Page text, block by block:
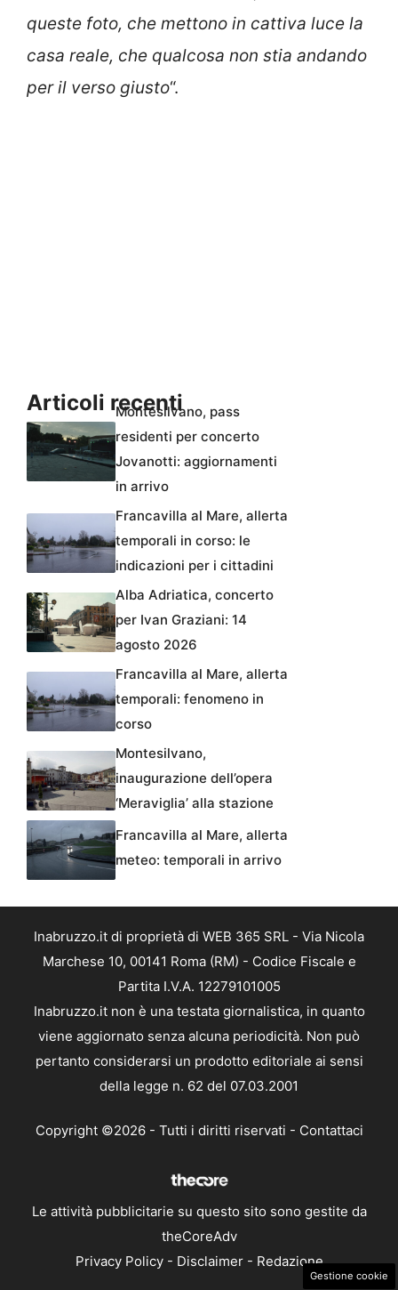
queste foto, che mettono in cattiva luce la
casa reale, che qualcosa non stia andando
per il verso giusto“.
Articoli recenti
Montesilvano, pass
residenti per concerto
Jovanotti: aggiornamenti
in arrivo
Francavilla al Mare, allerta
temporali in corso: le
indicazioni per i cittadini
Alba Adriatica, concerto
per Ivan Graziani: 14
agosto 2026
Francavilla al Mare, allerta
temporali: fenomeno in
corso
Montesilvano,
inaugurazione dell’opera
‘Meraviglia’ alla stazione
Francavilla al Mare, allerta
meteo: temporali in arrivo
Inabruzzo.it di proprietà di WEB 365 SRL - Via Nicola
Marchese 10, 00141 Roma (RM) - Codice Fiscale e
Partita I.V.A. 12279101005
Inabruzzo.it non è una testata giornalistica, in quanto
viene aggiornato senza alcuna periodicità. Non può
pertanto considerarsi un prodotto editoriale ai sensi
della legge n. 62 del 07.03.2001
Copyright ©2026 - Tutti i diritti riservati - Contattaci
Le attività pubblicitarie su questo sito sono gestite da
theCoreAdv
Privacy Policy- Disclaimer- Redazione
Gestione cookie